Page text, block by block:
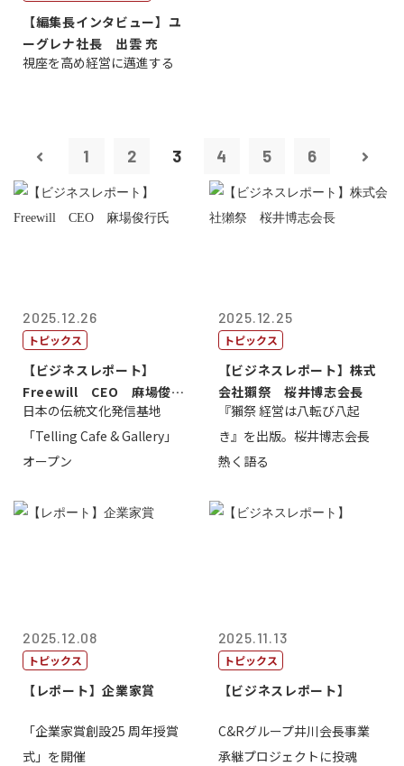
【編集長インタビュー】ユ
ーグレナ社長 出雲 充
視座を高め経営に邁進する
1 2 3 4 5 6
2025.12.26
トピックス
【ビジネスレポート】
Freewill CEO 麻場俊行
氏
日本の伝統文化発信基地
「Telling Cafe & Gallery」
オープン
2025.12.25
トピックス
【ビジネスレポート】株式
会社獺祭 桜井博志会長
『獺祭 経営は八転び八起
き』を出版。桜井博志会長
熱く語る
2025.12.08
トピックス
【レポート】企業家賞
「企業家賞創設25 周年授賞
式」を開催
2025.11.13
トピックス
【ビジネスレポート】
C&Rグループ井川会長事業
承継プロジェクトに投魂